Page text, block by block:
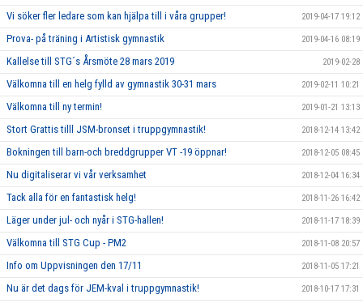
Vi söker fler ledare som kan hjälpa till i våra grupper! 2019-04-17 19:12
Prova- på träning i Artistisk gymnastik 2019-04-16 08:19
Kallelse till STG´s Årsmöte 28 mars 2019 2019-02-28
Välkomna till en helg fylld av gymnastik 30-31 mars 2019-02-11 10:21
Välkomna till ny termin! 2019-01-21 13:13
Stort Grattis tilll JSM-bronset i truppgymnastik! 2018-12-14 13:42
Bokningen till barn-och breddgrupper VT -19 öppnar! 2018-12-05 08:45
Nu digitaliserar vi vår verksamhet 2018-12-04 16:34
Tack alla för en fantastisk helg! 2018-11-26 16:42
Läger under jul- och nyår i STG-hallen! 2018-11-17 18:39
Välkomna till STG Cup - PM2 2018-11-08 20:57
Info om Uppvisningen den 17/11 2018-11-05 17:21
Nu är det dags för JEM-kval i truppgymnastik! 2018-10-17 17:31